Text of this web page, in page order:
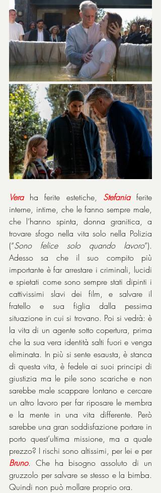
Vera ha ferite estetiche, Stefania ferite
interne, intime, che le fanno sempre male,
che l’hanno spinta, donna granitica, a
trovare sfogo nella vita solo nella Polizia
(“Sono felice solo quando lavoro”).
Adesso sa che il suo compito più
importante è far arrestare i criminali, lucidi
e spietati come sono sempre stati dipinti i
cattivissimi slavi dei film, e salvare il
fratello e sua figlia dalla pessima
situazione in cui si trovano. Poi si vedrà: è
la vita di un agente sotto copertura, prima
che la sua vera identità salti fuori e venga
eliminata. In più si sente esausta, è stanca
di questa vita, è fedele ai suoi principi di
giustizia ma le pile sono scariche e non
sarebbe male scappare lontano e cercare
un altro lavoro per far riposare le membra
e la mente in una vita differente. Però
sarebbe una gran soddisfazione portare in
porto quest’ultima missione, ma a quale
prezzo? I rischi sono altissimi, per lei e per
Bruno. Che ha bisogno assoluto di un
gruzzolo per salvare se stesso e la bimba.
Quindi non può mollare proprio ora.